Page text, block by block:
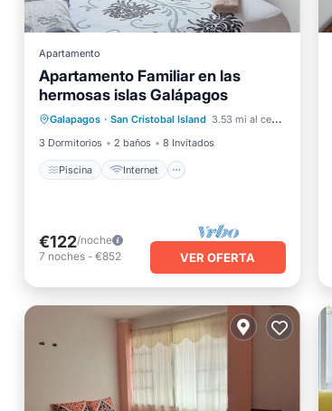
Apartamento
Apartamento Familiar en las
hermosas islas Galápagos
Galapagos · San Cristobal Island 3.53 mi al centro
3 Dormitorios
2 baños 8 Invitados
Piscina Internet
Piscina
Internet
Apto para niños
Ropa de cama
€122/noche
7 noches - €852 VER OFERTA